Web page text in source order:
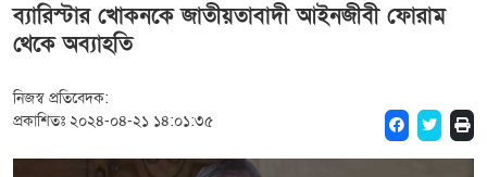
ব্যারিস্টার খোকনকে জাতীয়তাবাদী আইনজীবী ফোরাম
থেকে অব্যাহতি
নিজস্ব প্রতিবেদক:
প্রকাশিতঃ ২০২৪-০৪-২১ ১৪:০১:৩৫